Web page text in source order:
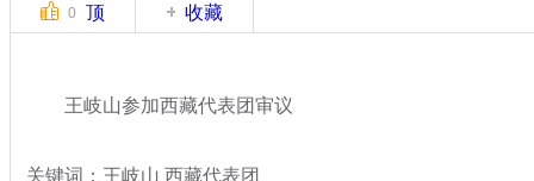
0 顶 收藏
王岐山参加西藏代表团审议
关键词：王岐山 西藏代表团